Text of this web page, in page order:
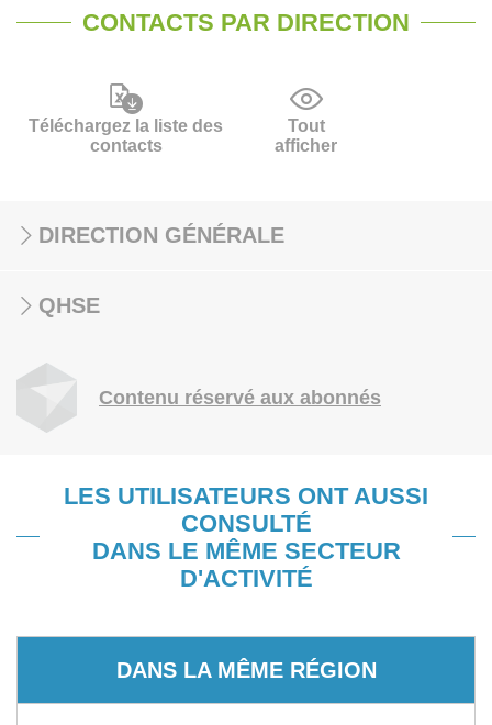
CONTACTS PAR DIRECTION
Téléchargez la liste des
contacts
Tout
afficher
DIRECTION GÉNÉRALE
QHSE
Contenu réservé aux abonnés
LES UTILISATEURS ONT AUSSI
CONSULTÉ
DANS LE MÊME SECTEUR
D'ACTIVITÉ
DANS LA MÊME RÉGION